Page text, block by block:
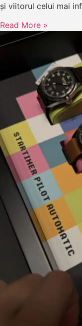
și viitorul celui mai
Read More »